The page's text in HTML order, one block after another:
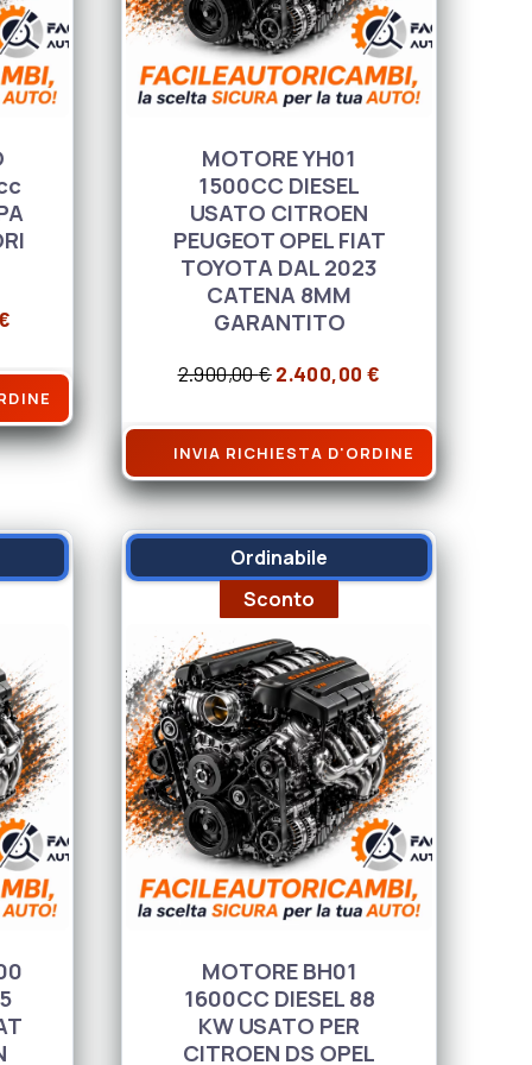
era: 1.470,00 €.
Il prezzo attuale è: 1.070,00 €.
MOTORE YH01
1500CC DIESEL
USATO CITROEN
PEUGEOT OPEL FIAT
TOYOTA DAL 2023
CATENA 8MM
GARANTITO
2.900,00€ Il prezzo originale era:
2.400,00€
INVIA RICHIESTA D'ORDINE
Ordinabile
Sconto
MOTORE BH01
1600CC DIESEL 88
KW USATO PER
CITROEN DS OPEL